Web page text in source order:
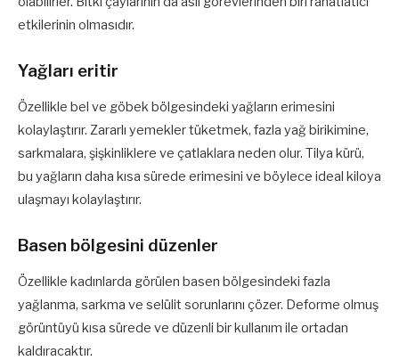
etkilerinin olmasıdır.
Yağları eritir
Özellikle bel ve göbek bölgesindeki yağların erimesini
kolaylaştırır. Zararlı yemekler tüketmek, fazla yağ birikimine,
sarkmalara, şişkinliklere ve çatlaklara neden olur. Tilya kürü,
bu yağların daha kısa sürede erimesini ve böylece ideal kiloya
ulaşmayı kolaylaştırır.
Basen bölgesini düzenler
Özellikle kadınlarda görülen basen bölgesindeki fazla
yağlanma, sarkma ve selülit sorunlarını çözer. Deforme olmuş
görüntüyü kısa sürede ve düzenli bir kullanım ile ortadan
kaldıracaktır.